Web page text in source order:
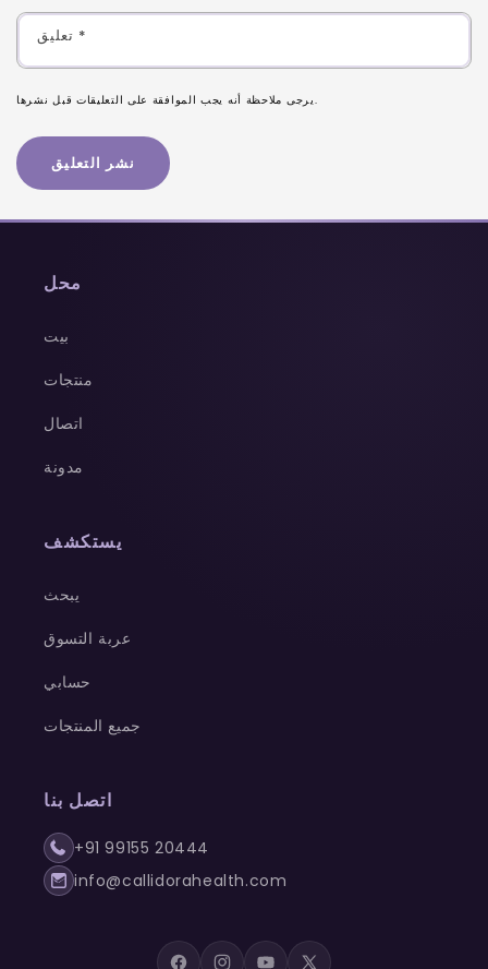
*
يرجى ملاحظة أنه يجب الموافقة على التعليقات قبل نشرها.
محل
بيت
منتجات
اتصال
مدونة
يستكشف
يبحث
عربة التسوق
حسابي
جميع المنتجات
اتصل بنا
+91 99155 20444
info@callidorahealth.com